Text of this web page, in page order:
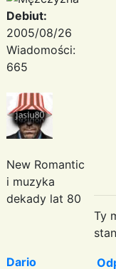
Debiut:
2005/08/26
Wiadomości:
665
New Romantic
i muzyka
dekady lat 80
Ty
Dario